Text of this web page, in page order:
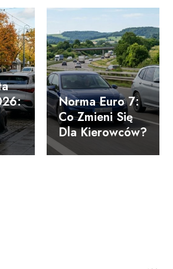
Norma Euro 7:
Co Zmieni Się
Dla Kierowców?